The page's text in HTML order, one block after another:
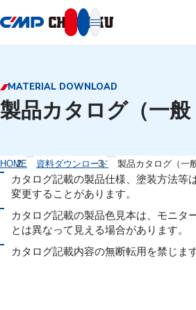
MATERIAL DOWNLOAD
製品カタログ（一般
HOME 資料ダウンロード 製品カタログ（一
カタログ記載の製品仕様、塗装方法等
変更することがあります。
カタログ記載の製品色見本は、モニタ
とは異なって見える場合があります。
カタログ記載内容の無断転用を禁じます